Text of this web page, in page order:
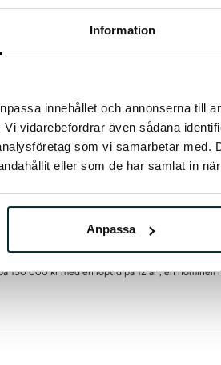
Information
innehållet och annonserna till
vidarebefordrar även sådana
som vi samarbetar med.
eller som de har samlat in
Anpassa
Från 2 701 kr*
1 – 20 år
Låna 100000 kr i 12 mån. Ränta 4.95%. 12
från upp till 40 långivare
betalning Ansökan
Det kan leda till svårigheter
din kommun.
150 000 kr med en löptid på 12 år , en